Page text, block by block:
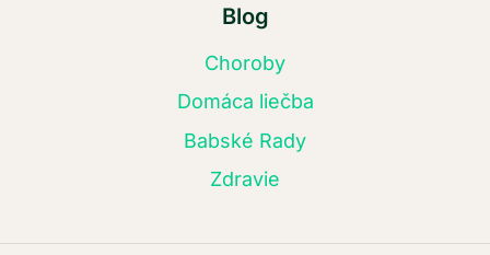
Blog
Choroby
Domáca liečba
Babské Rady
Zdravie